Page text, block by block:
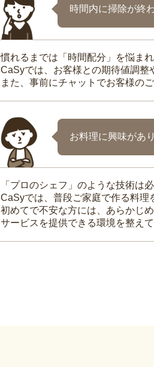
時間内に掃除が終
慣れるまでは「時間配分」を悩ま
CaSyでは、お客様との期待値調
また、事前にチャットでお客様の
お料理に興味があ
「プロのシェフ」のような技術は
CaSyでは、普段ご家庭で作る料
初めてで不安な方には、あらかじ
サービスを提供できる環境を整え